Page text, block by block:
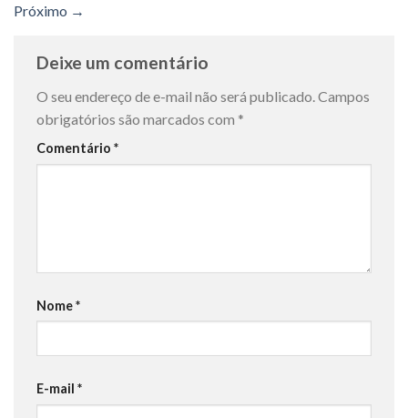
Próximo →
Deixe um comentário
O seu endereço de e-mail não será publicado.Campos
obrigatórios são marcados com *
Comentário *
Nome*
E-mail *